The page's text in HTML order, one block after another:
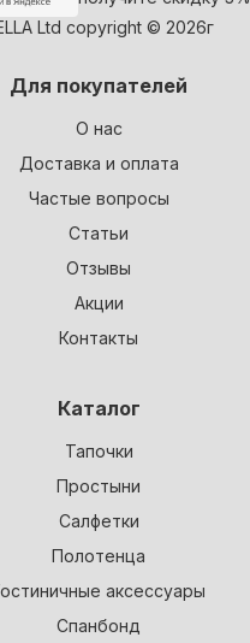
Ltd copyright © 2026г
Для покупателей
О нас
Доставка и оплата
Частые вопросы
Статьи
Отзывы
Акции
Контакты
Каталог
Тапочки
Простыни
Салфетки
Полотенца
аксессуары
Спанбонд